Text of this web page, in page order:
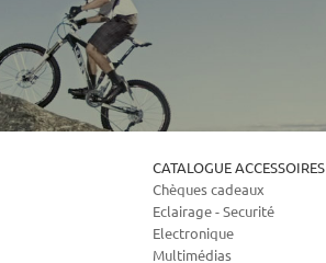
CATALOGUE ACCESSOIRES
Chèques cadeaux
Eclairage - Securité
Electronique
Multimédias